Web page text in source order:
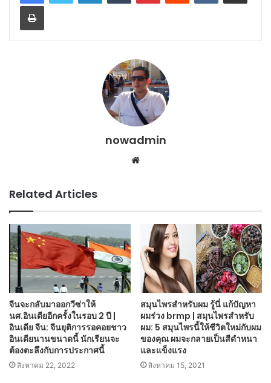
Print
nowadmin
Website
Related Articles
จีนจะกลับมาออกวีซ่าให้
นศ.อินเดียอีกครั้งในรอบ 2 ปี |
อินเดีย จีน: จีนยุติการรอคอยชาว
อินเดียนานขนาดนี้ นักเรียนจะ
ต้องตะลึงกับการประกาศนี้
สิงหาคม 22, 2022
สมุนไพรสำหรับผม รู้นี่ แก้ปัญหา
ผมร่วง brmp | สมุนไพรสำหรับ
ผม: 5 สมุนไพรนี้ให้ชีวิตใหม่กับผม
ของคุณ ผมจะกลายเป็นสีดำหนา
และแข็งแรง
สิงหาคม 15, 2021